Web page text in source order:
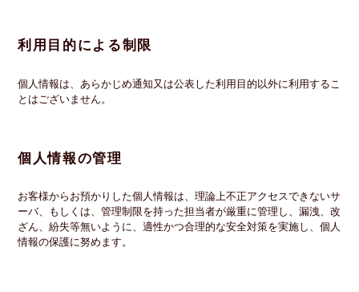
利用目的による制限
個人情報は、あらかじめ通知又は公表した利用目的以外に利用するこ
とはございません。
個人情報の管理
お客様からお預かりした個人情報は、理論上不正アクセスできないサ
ーバ、もしくは、管理制限を持った担当者が厳重に管理し、漏洩、改
ざん、紛失等無いように、適性かつ合理的な安全対策を実施し、個人
情報の保護に努めます。